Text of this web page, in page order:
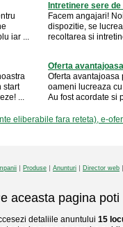
iar ...
Intretinere sere
Facem angajari!
dispozitie, se
recoltarea si
start
...
Oferta
Oferta avantajoasa
oameni lucreaza
Au fost acordate si
eliberabile fara reteta), e-
Produse Anunturi Director web
aceasta pagina poti
detaliile anuntului 15